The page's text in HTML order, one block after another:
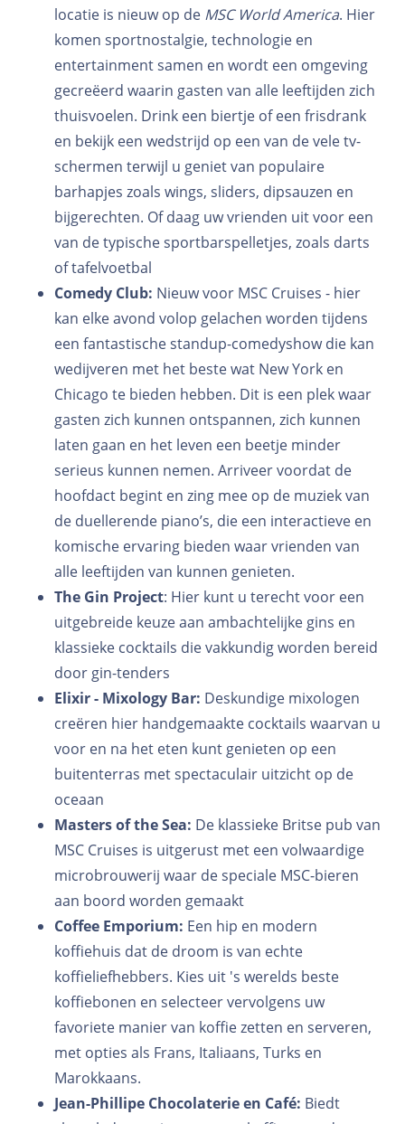
locatie is nieuw op de MSC World America. Hier
komen sportnostalgie, technologie en
entertainment samen en wordt een omgeving
gecreëerd waarin gasten van alle leeftijden zich
thuisvoelen. Drink een biertje of een frisdrank
en bekijk een wedstrijd op een van de vele tv-
schermen terwijl u geniet van populaire
barhapjes zoals wings, sliders, dipsauzen en
bijgerechten. Of daag uw vrienden uit voor een
van de typische sportbarspelletjes, zoals darts
of tafelvoetbal
Comedy Club: Nieuw voor MSC Cruises - hier
kan elke avond volop gelachen worden tijdens
een fantastische standup-comedyshow die kan
wedijveren met het beste wat New York en
Chicago te bieden hebben. Dit is een plek waar
gasten zich kunnen ontspannen, zich kunnen
laten gaan en het leven een beetje minder
serieus kunnen nemen. Arriveer voordat de
hoofdact begint en zing mee op de muziek van
de duellerende piano’s, die een interactieve en
komische ervaring bieden waar vrienden van
alle leeftijden van kunnen genieten.
The Gin Project: Hier kunt u terecht voor een
uitgebreide keuze aan ambachtelijke gins en
klassieke cocktails die vakkundig worden bereid
door gin-tenders
Elixir - Mixology Bar: Deskundige mixologen
creëren hier handgemaakte cocktails waarvan u
voor en na het eten kunt genieten op een
buitenterras met spectaculair uitzicht op de
oceaan
Masters of the Sea: De klassieke Britse pub van
MSC Cruises is uitgerust met een volwaardige
microbrouwerij waar de speciale MSC-bieren
aan boord worden gemaakt
Coffee Emporium: Een hip en modern
koffiehuis dat de droom is van echte
koffieliefhebbers. Kies uit 's werelds beste
koffiebonen en selecteer vervolgens uw
favoriete manier van koffie zetten en serveren,
met opties als Frans, Italiaans, Turks en
Marokkaans.
Jean-Phillipe Chocolaterie en Café: Biedt